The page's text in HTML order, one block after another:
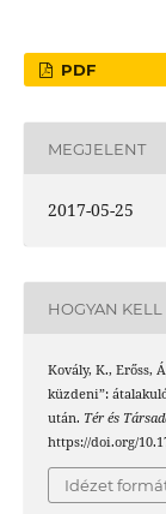
PDF
MEGJELENT
2017-05-25
HOGYAN
Kovály, K., Erőss,
küzdeni”:
után. Tér és
https://doi.org/
Idézet